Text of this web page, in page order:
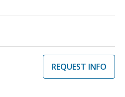
REQUEST INFO